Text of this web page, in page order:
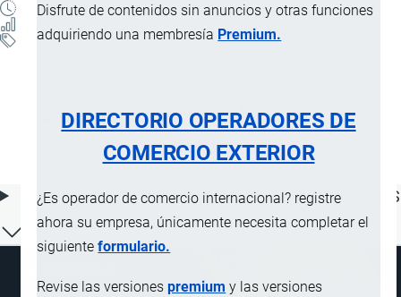
Disfrute de contenidos sin anuncios y otras funciones
adquiriendo una membresía Premium.
DIRECTORIO OPERADORES DE
COMERCIO EXTERIOR
¿Es operador de comercio internacional? registre
ahora su empresa, únicamente necesita completar el
siguienteformulario.
Revise las versionespremium y las versiones
1 MINUTO
Notas Explicativas
26.06 Minerales de aluminio y sus
concentrados
ÍNDICE DE CONTENIDOS